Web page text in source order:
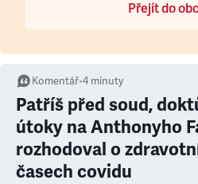
Přejít do
Komentář•4 minuty
Patříš před soud,
útoky na Anthonyho
rozhodoval o
časech covidu